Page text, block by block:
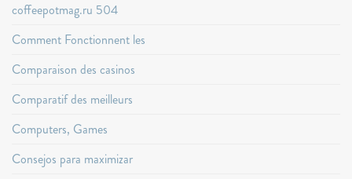
coffeepotmag.ru 504
Comment Fonctionnent les
Comparaison des casinos
Comparatif des meilleurs
Computers, Games
Consejos para maximizar